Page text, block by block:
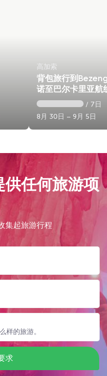
高加索
背包旅行到
诺至巴尔卡里亚航
/ 7日
8月 30日 – 9月 5日
供任何旅游项
集起旅游行程
求